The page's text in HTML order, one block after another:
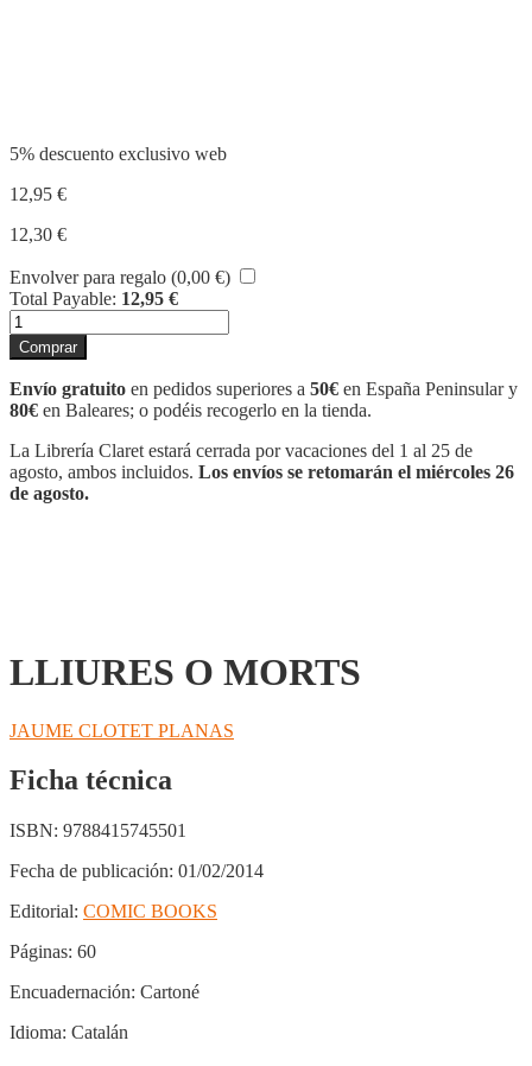
5% descuento exclusivo web
12,95 €
12,30 €
Envolver para regalo (0,00 €)
Total Payable: 12,95 €
LLIURES
O
MORTS
cantidad
Comprar
Envío gratuito en pedidos superiores a 50€ en España Peninsular y
80€ en Baleares; o podéis recogerlo en la tienda.
La Librería Claret estará cerrada por vacaciones del 1 al 25 de
agosto, ambos incluidos. Los envíos se retomarán el miércoles 26
de agosto.
LLIURES O MORTS
JAUME CLOTET PLANAS
Ficha técnica
ISBN: 9788415745501
Fecha de publicación: 01/02/2014
Editorial: COMIC BOOKS
Páginas: 60
Encuadernación: Cartoné
Idioma: Catalán